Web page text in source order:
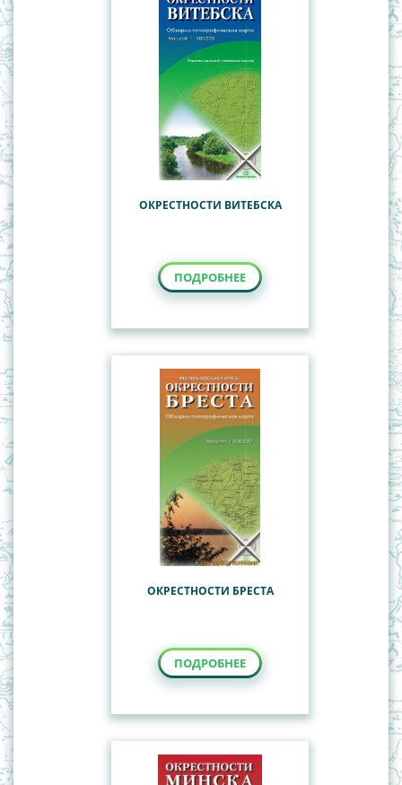
ОКРЕСТНОСТИ ВИТЕБСКА
ПОДРОБНЕЕ
ОКРЕСТНОСТИ БРЕСТА
ПОДРОБНЕЕ